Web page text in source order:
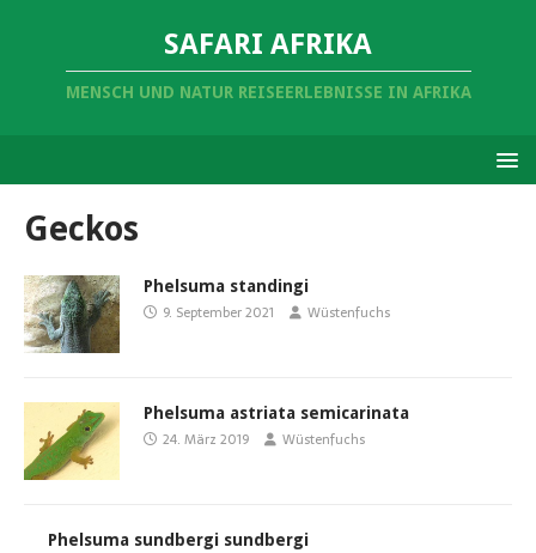
SAFARI AFRIKA
MENSCH UND NATUR REISEERLEBNISSE IN AFRIKA
Geckos
Phelsuma standingi
9. September 2021 Wüstenfuchs
Phelsuma astriata semicarinata
24. März 2019 Wüstenfuchs
Phelsuma sundbergi sundbergi